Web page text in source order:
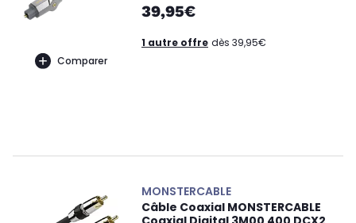
Comparer
39,95€
1 autre offre dès 39,95€
MONSTERCABLE
Câble Coaxial MONSTERCABLE